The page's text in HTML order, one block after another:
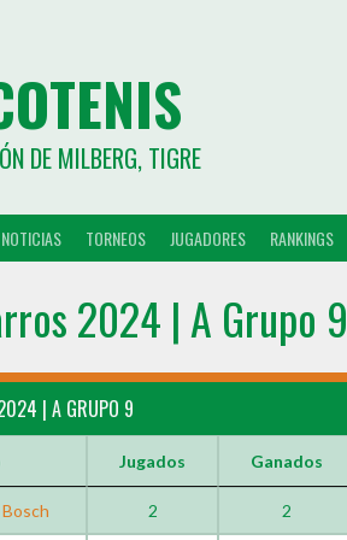
DE MILBERG, TIGRE
NOTICIAS TORNEOS JUGADORES RANKINGS
2024 | A Grupo 9
| A GRUPO 9
Jugados Ganados
2 2